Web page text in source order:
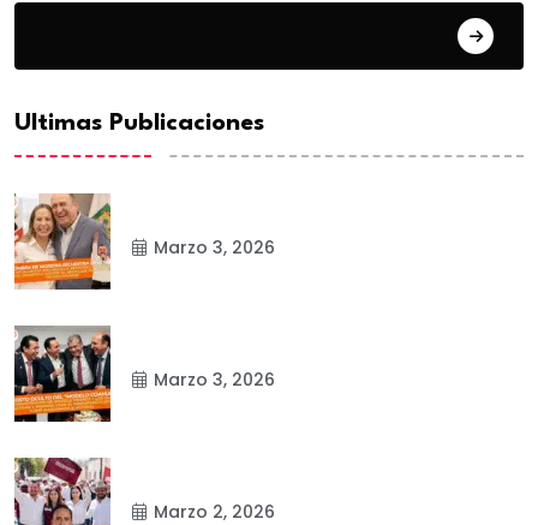
Ultimas Publicaciones
Marzo 3, 2026
Marzo 3, 2026
Marzo 2, 2026